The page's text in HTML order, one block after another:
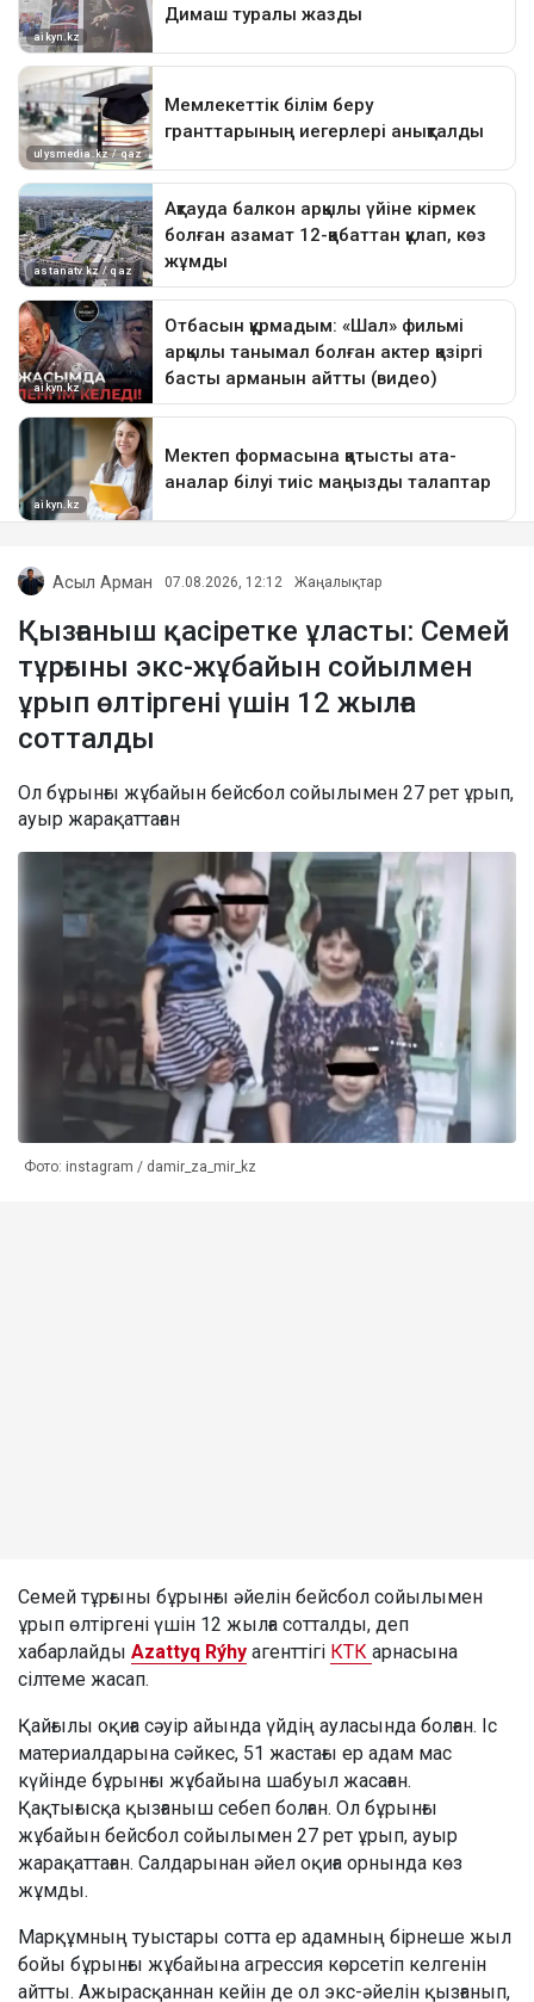
Асыл Арман 07.08.2026, 12:12 Жаңалықтар
Қызғаныш қасіретке ұласты: Семей
тұрғыны экс-жұбайын сойылмен
ұрып өлтіргені үшін 12 жылға
сотталды
Ол бұрынғы жұбайын бейсбол сойылымен 27 рет ұрып,
ауыр жарақаттаған
Фото: instagram / damir_za_mir_kz
Семей тұрғыны бұрынғы әйелін бейсбол сойылымен
ұрып өлтіргені үшін 12 жылға сотталды, деп
хабарлайды Azattyq Rýhy агенттігі КТК арнасына
сілтеме жасап.
Қайғылы оқиға сәуір айында үйдің ауласында болған. Іс
материалдарына сәйкес, 51 жастағы ер адам мас
күйінде бұрынғы жұбайына шабуыл жасаған.
Қақтығысқа қызғаныш себеп болған. Ол бұрынғы
жұбайын бейсбол сойылымен 27 рет ұрып, ауыр
жарақаттаған. Салдарынан әйел оқиға орнында көз
жұмды.
Марқұмның туыстары сотта ер адамның бірнеше жыл
бойы бұрынғы жұбайына агрессия көрсетіп келгенін
айтты. Ажырасқаннан кейін де ол экс-әйелін қызғанып,